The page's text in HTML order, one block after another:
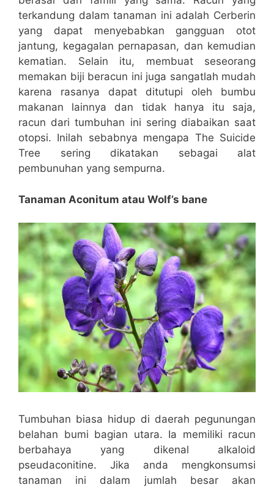
terkandung dalam tanaman ini adalah Cerberin
yang dapat menyebabkan gangguan otot
jantung, kegagalan pernapasan, dan kemudian
kematian. Selain itu, membuat seseorang
memakan biji beracun ini juga sangatlah mudah
karena rasanya dapat ditutupi oleh bumbu
makanan lainnya dan tidak hanya itu saja,
racun dari tumbuhan ini sering diabaikan saat
otopsi. Inilah sebabnya mengapa The Suicide
Tree sering dikatakan sebagai alat
pembunuhan yang sempurna.
Tanaman Aconitum atau Wolf’s bane
Tumbuhan biasa hidup di daerah pegunungan
belahan bumi bagian utara. Ia memiliki racun
berbahaya yang dikenal alkaloid
pseudaconitine. Jika anda mengkonsumsi
tanaman ini dalam jumlah besar akan